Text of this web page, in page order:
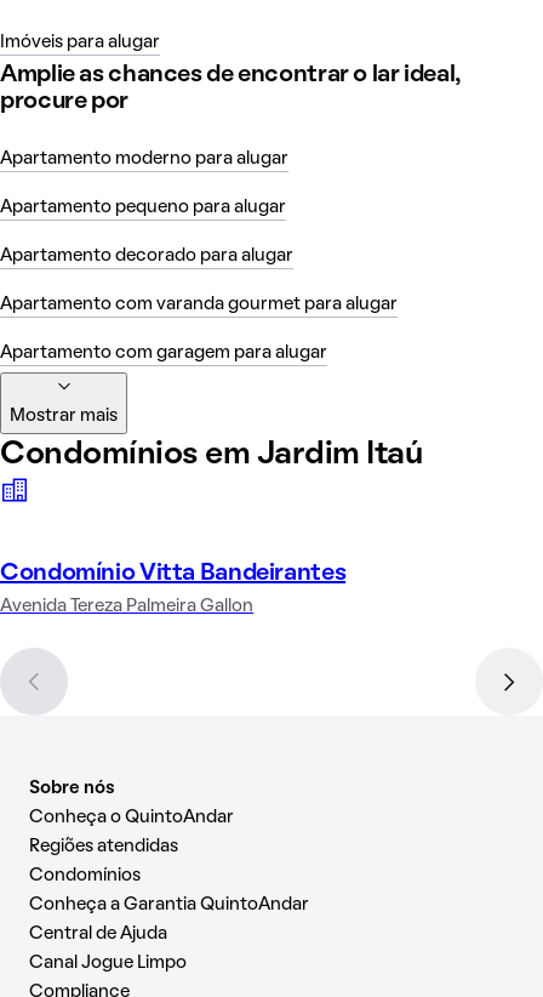
Imóveis para alugar
Amplie as chances de encontrar o lar ideal,
procure por
Apartamento moderno para alugar
Apartamento pequeno para alugar
Apartamento decorado para alugar
Apartamento com varanda gourmet para alugar
Apartamento com garagem para alugar
Mostrar mais
Condomínios em Jardim Itaú
Condomínio Vitta Bandeirantes
Avenida Tereza Palmeira Gallon
Sobre nós
Conheça o QuintoAndar
Regiões atendidas
Condomínios
Conheça a Garantia QuintoAndar
Central de Ajuda
Canal Jogue Limpo
Compliance